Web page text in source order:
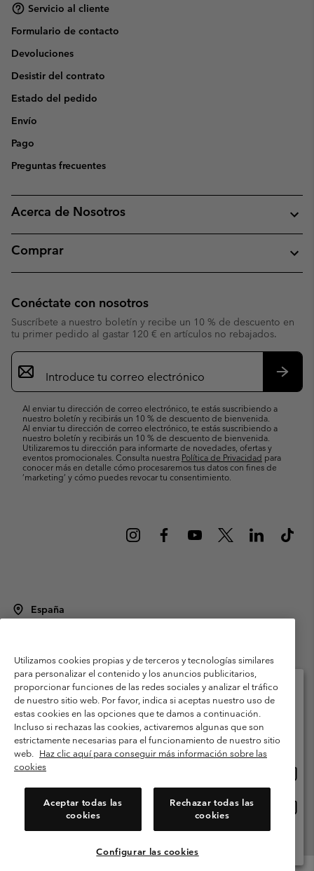
Servicio al cliente
Formulario de contacto
Devoluciones
Desistir del contrato
Estado del pedido
Envío
Pago
Preguntas frecuentes
Acerca de Nosotros
Comprar
Conéctate con nosotros
Suscríbete a nuestro boletín y recibe un 10 % de descuento en
tu primer pedido al gastar 120 € en artículos no rebajados.
Suscripción
de
correo
Al enviar tu dirección de correo electrónico, te estás suscribiendo a
nuestro boletín y recibirás un 10 % de descuento de bienvenida.
Al enviar tu dirección de correo electrónico, te estás suscribiendo a
nuestro boletín y recibirás un 10 % de descuento de bienvenida.
Utilizaremos tu dirección para informarte de novedades, ofertas y
eventos promocionales. Consulta nuestra Política de Privacidad para
conocer más en detalle cómo procesaremos tus datos con fines de
’marketing’ y cómo puedes revocar tu consentimiento.
España
Condiciones de uso
Terminos de Venta
Garantía
Política de Privacidad
Términos y condiciones del programa de miembros
Términos De Uso Del Contenido Generado Por Los Usuarios
Impressum
Cookies Public CBCR
Servicio al cliente: Lu. - Vi. de 9:00 a 13:00 y de 14:00 a 18:00
Utilizamos cookies propias y de terceros y tecnologías similares
para personalizar el contenido y los anuncios publicitarios,
proporcionar funciones de las redes sociales y analizar el tráfico
de nuestro sitio web. Por favor, indica si aceptas nuestro uso de
estas cookies en las opciones que te damos a continuación.
Incluso si rechazas las cookies, activaremos algunas que son
estrictamente necesarias para el funcionamiento de nuestro sitio
web. Haz clic aquí para conseguir más información sobre las
cookies
Aceptar todas las
cookies
Rechazar todas las
cookies
Configurar las cookies
Selecciona tu país e idioma envío
Compras en línea disponibles
línea
España
Ver Todos Los Países